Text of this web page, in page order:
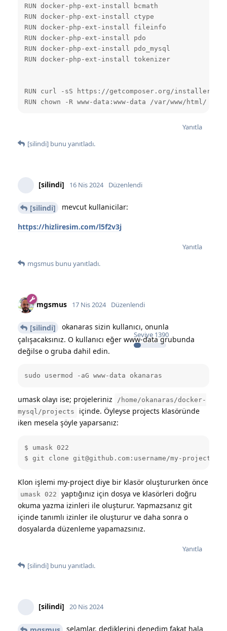
RUN docker-php-ext-install bcmath
RUN docker-php-ext-install ctype
RUN docker-php-ext-install fileinfo
RUN docker-php-ext-install pdo
RUN docker-php-ext-install pdo_mysql
RUN docker-php-ext-install tokenizer
RUN curl -sS https://getcomposer.org/installer
RUN chown -R www-data:www-data /var/www/html/
Yanıtla
[silindi] bunu yanıtladı.
[silindi] 16 Nis 2024 Düzenlendi
[silindi] mevcut kullanicilar:
https://hizliresim.com/l5f2v3j
Yanıtla
mgsmus bunu yanıtladı.
mgsmus
Seviye 1390
17 Nis 2024 Düzenlendi
[silindi]
okanaras sizin kullanıcı, onunla
çalışacaksınız. O kullanıcı eğer www-data grubunda
değilse o gruba dahil edin.
sudo usermod -aG www-data okanaras
umask olayı ise; projeleriniz
/home/okanaras/docker-
mysql/projects
içinde. Öyleyse projects klasöründe
iken mesela şöyle yaparsanız:
$ umask 022
$ git clone git@github.com:username/my-
Klon işlemi my-project diye bir klasör oluştururken önce
umask 022
yaptığınız için dosya ve klasörleri doğru
okuma yazma izinleri ile oluşturur. Yapmazsanız git
içinde tanımlı izinler ile oluşturur ve daha sonra o
dosyalarda düzenleme yapamazsınız.
Yanıtla
[silindi] bunu yanıtladı.
[silindi] 20 Nis 2024
selamlar, dediklerini denedim fakat hala